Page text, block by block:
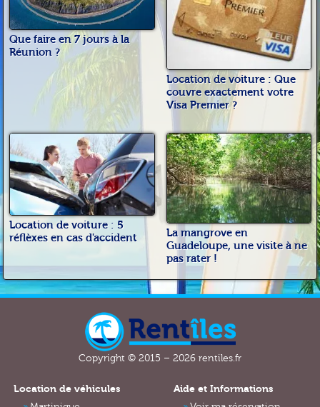
Que faire en 7 jours à la
Réunion ?
Location de voiture : Que
couvre exactement votre
Visa Premier ?
Location de voiture : 5
réflèxes en cas d'accident
La mangrove en
Guadeloupe, une visite à ne
pas rater !
Copyright © 2015 – 2026 rentiles.fr
Location de véhicules Aide et Informations